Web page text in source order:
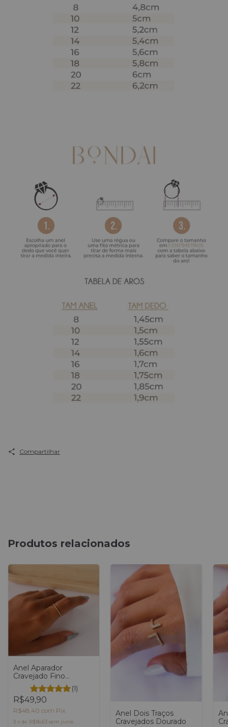
Compartilhar
Produtos relacionados
Anel Aparador
Cravejado Fino
Dourado
(1)
R$49,90
R$48,40 com Pix
3 x de R$16,63 sem juros
Anel Dois Traços
Cravejados Dourado